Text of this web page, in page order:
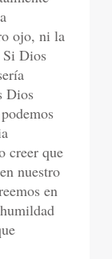
ojo, ni la
Si Dios
Dios
creer que
nuestro
en